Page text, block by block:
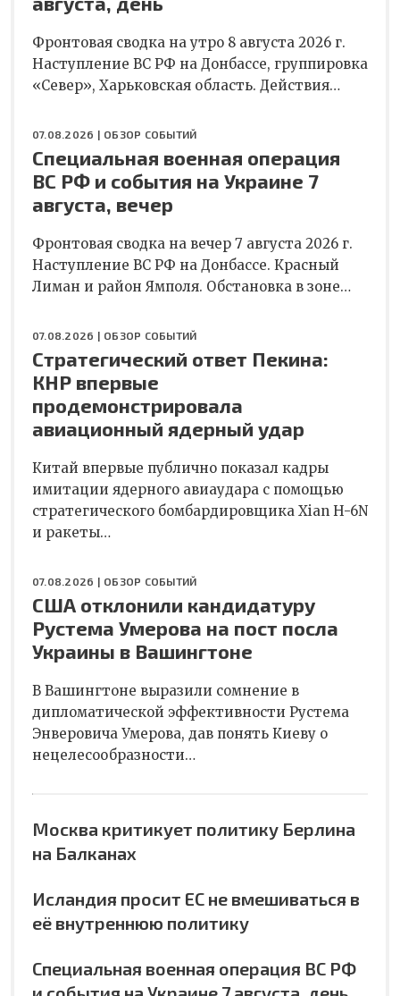
Фронтовая сводка на утро 8 августа 2026 г.
Наступление ВС РФ на Донбассе, группировка
«Север», Харьковская область. Действия…
07.08.2026 | ОБЗОР СОБЫТИЙ
Специальная военная операция
ВС РФ и события на Украине 7
августа, вечер
Фронтовая сводка на вечер 7 августа 2026 г.
Наступление ВС РФ на Донбассе. Красный
Лиман и район Ямполя. Обстановка в зоне…
07.08.2026 | ОБЗОР СОБЫТИЙ
Стратегический ответ Пекина:
КНР впервые
продемонстрировала
авиационный ядерный удар
Китай впервые публично показал кадры
имитации ядерного авиаудара с помощью
стратегического бомбардировщика Xian H-6N
и ракеты…
07.08.2026 | ОБЗОР СОБЫТИЙ
США отклонили кандидатуру
Рустема Умерова на пост посла
Украины в Вашингтоне
В Вашингтоне выразили сомнение в
дипломатической эффективности Рустема
Энверовича Умерова, дав понять Киеву о
нецелесообразности…
Москва критикует политику Берлина
на Балканах
Исландия просит ЕС не вмешиваться в
её внутреннюю политику
Специальная военная операция ВС РФ